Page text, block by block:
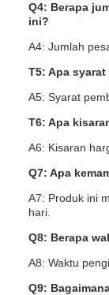
Q4: Berapa
ini?
A4: Jumlah
T5: Apa
A5: Syarat
T6: Apa
A6: Kisaran
Q7: Apa
A7: Produk ini
hari.
Q8: Berapa
A8: Waktu
Q9: